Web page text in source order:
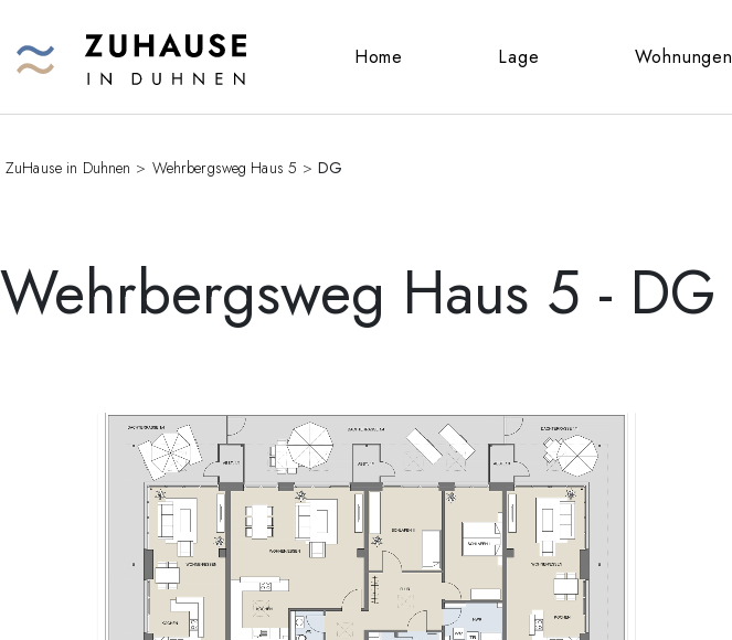
Home Lage Wohnungen
ZuHause in Duhnen > Wehrbergsweg Haus 5 > DG
Wehrbergsweg Haus 5 - DG